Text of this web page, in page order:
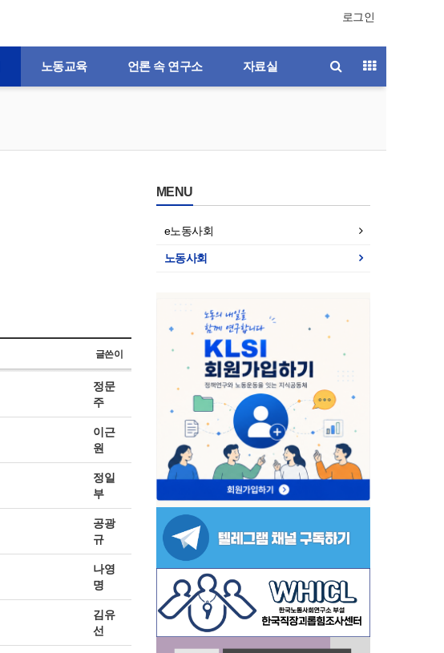
로그인
노동교육 언론 속 연구소 자료실
글쓴이
정문
주
이근
원
정일
부
공광
규
나영
명
김유
선
MENU
e노동사회
노동사회